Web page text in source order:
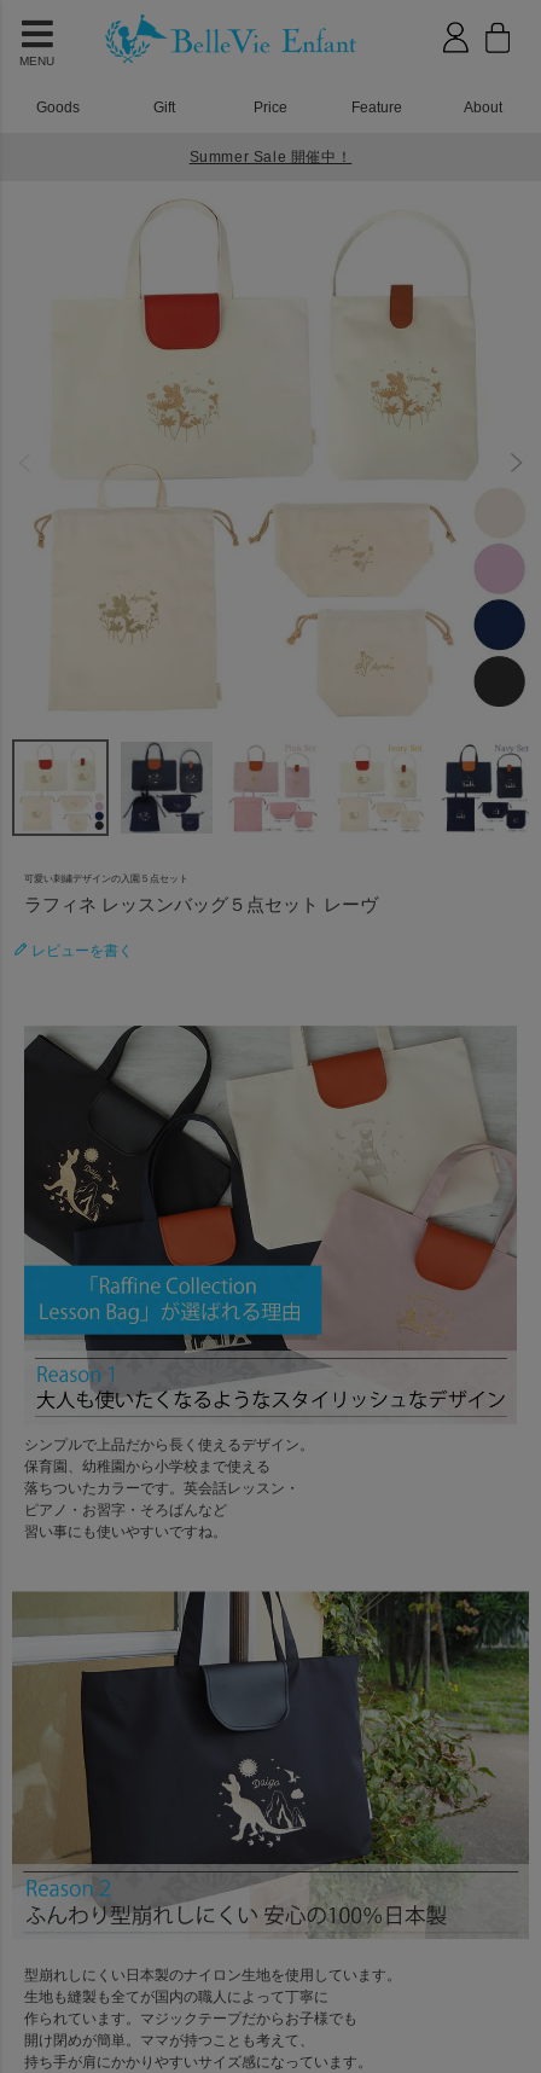
MENU
Goods Gift Price Feature About
Summer Sale 開催中！
ラフィネ レッスンバッグ５点セット レーヴ
可愛い刺繍デザインの入園５点セット
ラフィネ レッスンバッグ５点セット レーヴ
レビューを書く
シンプルで上品だから長く使えるデザイン。
保育園、幼稚園から小学校まで使える
落ちついたカラーです。英会話レッスン・
ピアノ・お習字・そろばんなど
習い事にも使いやすいですね。
型崩れしにくい日本製のナイロン生地を使用しています。
生地も縫製も全てが国内の職人によって丁寧に
作られています。マジックテープだからお子様でも
開け閉めが簡単。ママが持つことも考えて、
持ち手が肩にかかりやすいサイズ感になっています。